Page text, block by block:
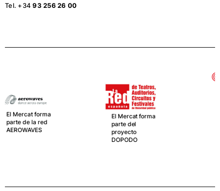
Tel. +3493 256 26 00
El Mercat forma
parte del
proyecto
El Mercat forma
parte de LA RED
Española de
teatros,
Auditorios,